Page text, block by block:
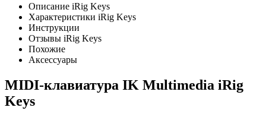
Описание iRig Keys
Характеристики iRig Keys
Инструкции
Отзывы iRig Keys
Похожие
Аксессуары
MIDI-клавиатура IK Multimedia iRig
Keys